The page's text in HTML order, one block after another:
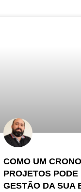
COMO UM
PROJETOS
GESTÃO DA SUA